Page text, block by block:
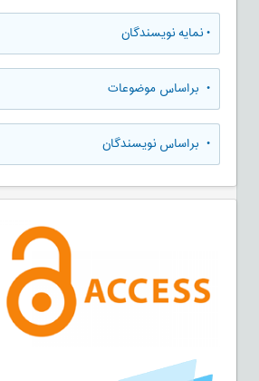
•نمایه نویسندگان
• براساس موضوعات
• براساس نویسندگان